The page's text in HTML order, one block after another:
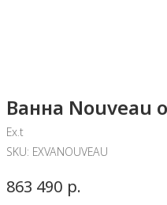
Ванна Nouveau
Ex.t
SKU: EXVANOUVEAU
863 490 р.